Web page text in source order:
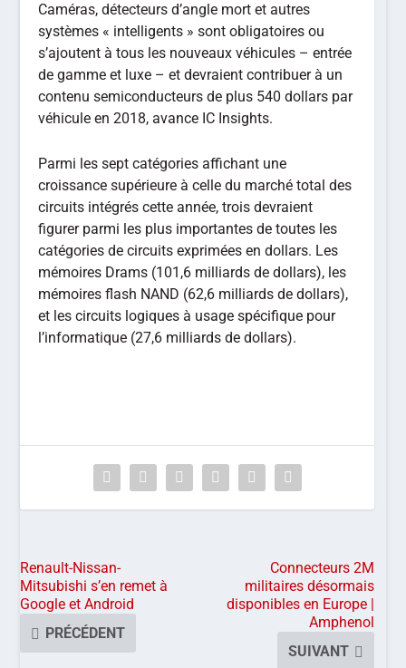
Caméras, détecteurs d’angle mort et autres
systèmes « intelligents » sont obligatoires ou
s’ajoutent à tous les nouveaux véhicules – entrée
de gamme et luxe – et devraient contribuer à un
contenu semiconducteurs de plus 540 dollars par
véhicule en 2018, avance IC Insights.
Parmi les sept catégories affichant une
croissance supérieure à celle du marché total des
circuits intégrés cette année, trois devraient
figurer parmi les plus importantes de toutes les
catégories de circuits exprimées en dollars. Les
mémoires Drams (101,6 milliards de dollars), les
mémoires flash NAND (62,6 milliards de dollars),
et les circuits logiques à usage spécifique pour
l’informatique (27,6 milliards de dollars).
Renault-Nissan-
Mitsubishi s’en remet à
Google et Android
PRÉCÉDENT
Connecteurs 2M
militaires désormais
disponibles en Europe |
Amphenol
SUIVANT